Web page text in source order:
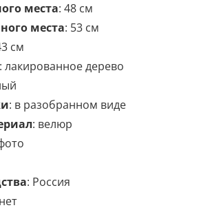
места: 48 см
места: 53 см
см
: лакированное дерево
: в разобранном виде
: велюр
: Россия